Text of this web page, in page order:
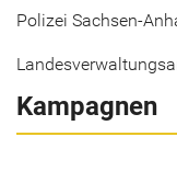
Polizei Sachsen-
Kampagnen